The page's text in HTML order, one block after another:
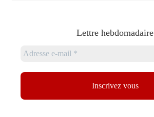
Lettre hebdomadaire